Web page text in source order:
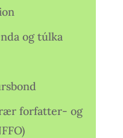
og túlka
forfatter- og